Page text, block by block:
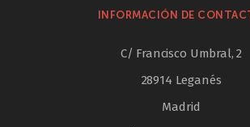
INFORMACIÓN DE
C/ Francisco Umbral, 2
28914 Leganés
Madrid